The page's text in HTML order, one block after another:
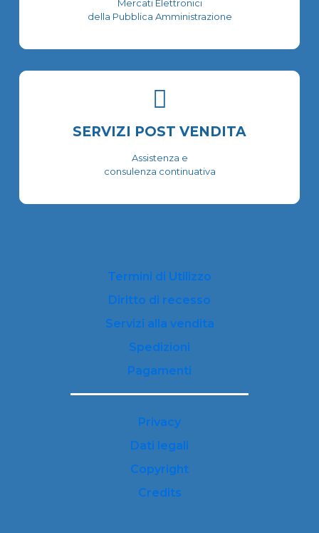
Mercati Elettronici
della Pubblica Amministrazione
SERVIZI POST VENDITA
Assistenza e
consulenza continuativa
Termini di Utilizzo
Diritto di recesso
Servizi alla vendita
Spedizioni
Pagamenti
Privacy
Dati legali
Copyright
Credits